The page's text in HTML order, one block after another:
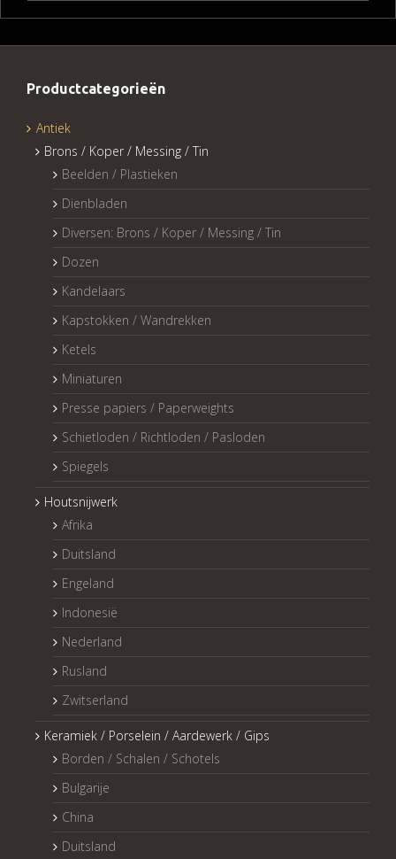
Productcategorieën
Antiek
Brons / Koper / Messing / Tin
Beelden / Plastieken
Dienbladen
Diversen: Brons / Koper / Messing / Tin
Dozen
Kandelaars
Kapstokken / Wandrekken
Ketels
Miniaturen
Presse papiers / Paperweights
Schietloden / Richtloden / Pasloden
Spiegels
Houtsnijwerk
Afrika
Duitsland
Engeland
Indonesië
Nederland
Rusland
Zwitserland
Keramiek / Porselein / Aardewerk / Gips
Borden / Schalen / Schotels
Bulgarije
China
Duitsland